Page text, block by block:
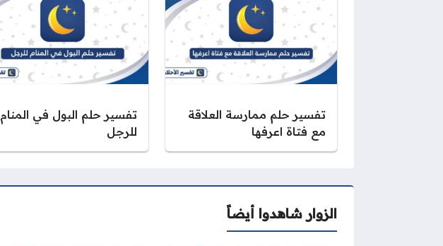
تفسير حلم ممارسة العلاقة
مع فتاة اعرفها
تفسير حلم البول في المنام
للرجل
الزوار شاهدوا أيضاً